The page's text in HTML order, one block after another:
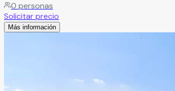
0 personas
Solicitar precio
Más información